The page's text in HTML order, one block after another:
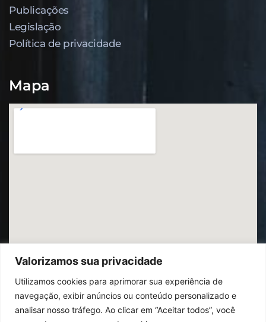
Valorizamos sua privacidade
Utilizamos cookies para aprimorar sua experiência de
navegação, exibir anúncios ou conteúdo personalizado e
analisar nosso tráfego. Ao clicar em “Aceitar todos”, você
Publicações
Legislação
Política de privacidade
Mapa